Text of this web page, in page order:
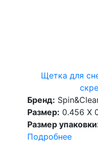
Щетка для
Бренд:
Размер: 0.456 X
Размер
Подробнее